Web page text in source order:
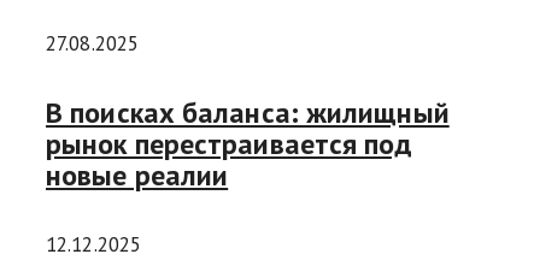
27.08.2025
В поисках баланса: жилищный
рынок перестраивается под
новые реалии
12.12.2025